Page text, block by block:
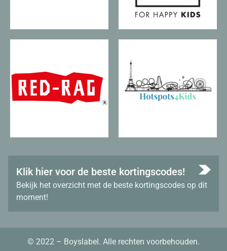
Klik hier voor de beste kortingscodes!
Bekijk het overzicht met de beste kortingscodes op dit
moment!
© 2022 – Boyslabel. Alle rechten voorbehouden.